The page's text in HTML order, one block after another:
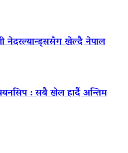
नेदरल्यान्ड्ससँग खेल्दै नेपाल
: सबै खेल हार्दै अन्तिम